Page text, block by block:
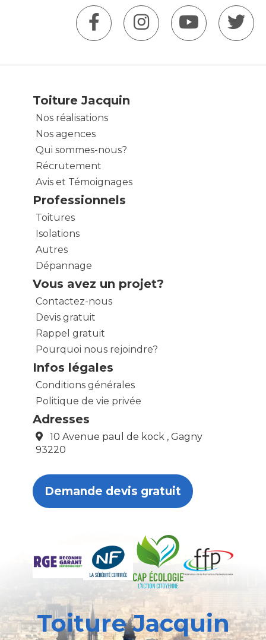
Toiture Jacquin
Nos réalisations
Nos agences
Qui sommes-nous?
Récrutement
Avis et Témoignages
Professionnels
Toitures
Isolations
Autres
Dépannage
Vous avez un projet?
Contactez-nous
Devis gratuit
Rappel gratuit
Pourquoi nous rejoindre?
Infos légales
Conditions générales
Politique de vie privée
Adresses
10 Avenue paul de kock , Gagny
93220
Demande devis gratuit
Toiture Jacquin